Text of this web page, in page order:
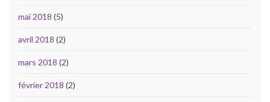
mai 2018 (5)
avril 2018 (2)
mars 2018 (2)
février 2018 (2)